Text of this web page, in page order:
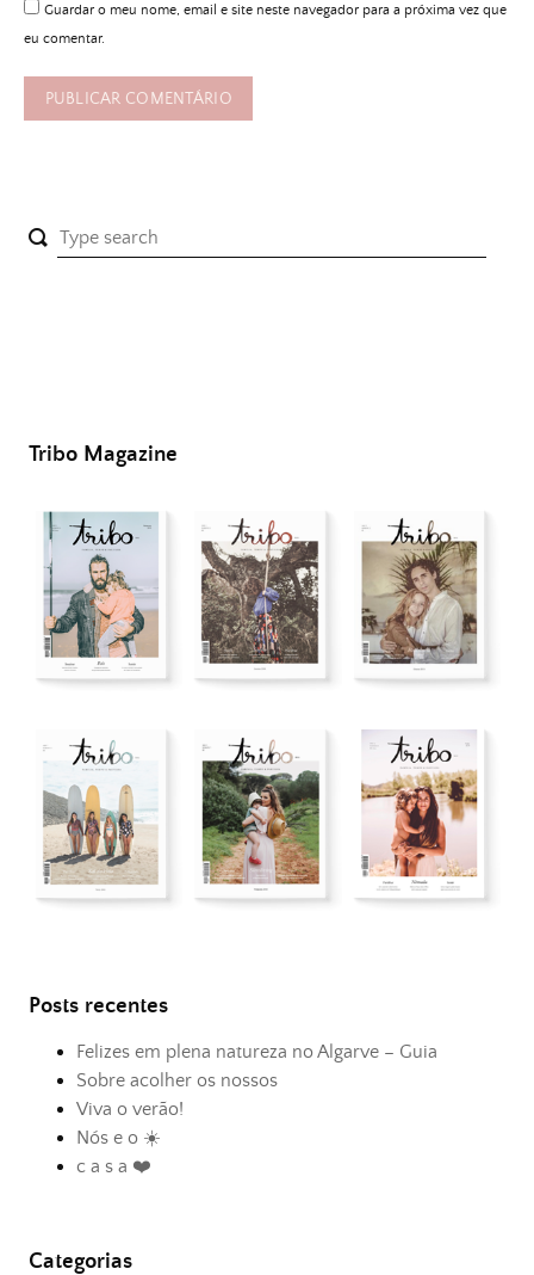
Guardar o meu nome, email e site neste navegador para a próxima vez que
eu comentar.
Tribo Magazine
Posts recentes
Felizes em plena natureza no Algarve – Guia
Sobre acolher os nossos
Viva o verão!
Nós e o ☀️
c a s a ❤️
Categorias